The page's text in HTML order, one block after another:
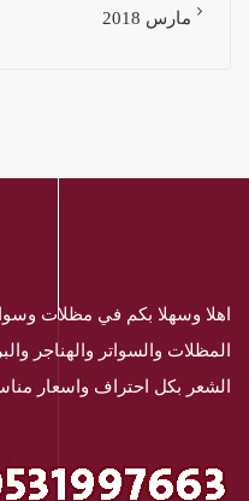
مارس 2018
اهلا وسهلا بكم في مظلات
المظلات والسواتر والهناجر
الشعر بكل احتراف واسعار